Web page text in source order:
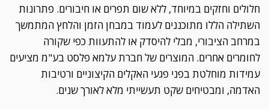
חלולים וחזקים במיוחד, ללא שום תפרים או חיבורים. פתרונות
השתילה הללו מתוכננים לעמוד במבחן הזמן והלחץ המתמשך
במרחב הציבורי, מבלי להיסדק או להתעוות כפי שקורה
לחומרים אחרים. המוצרים של חברת עלמא פלסט בע"מ מציעים
עמידות מוחלטת בפני פגעי האקלים הקיצוניים ורטיבות
האדמה, ומבטיחים שקט תעשייתי מלא לאורך שנים.